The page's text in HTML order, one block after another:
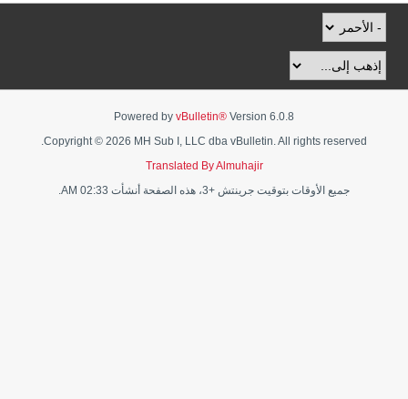
Powered by vBulletin® Version 6.0.8
Copyright © 2026 MH Sub I, LLC dba vBulletin. All rights reserved.
Translated By Almuhajir
جميع الأوقات بتوقيت جرينتش +3، هذه الصفحة أنشأت 02:33 AM.